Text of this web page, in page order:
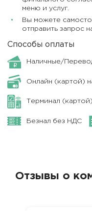
меню и услуг.
Вы можете
отправить запрос
Способы оплаты
Наличные/
Онлайн (картой)
Терминал (картой)
Безнал без НДС
Отзывы о